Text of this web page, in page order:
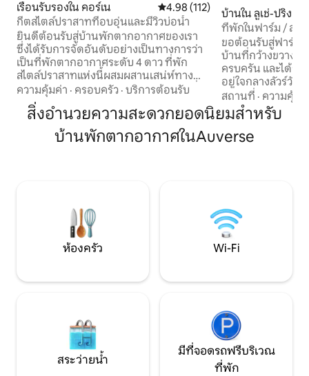
เรือนรับรองใน คอร์เน คะแนนเฉลี่ย 4.98 จาก 5, 112 รีวิว
4.98 (112)
กีตสไตล์ปราสาทที่อบอุ่นและมีวิวบ่อน้ำ
ยินดีต้อนรับสู่บ้านพักตากอากาศของเรา
ซึ่งได้รับการจัดอันดับอย่างเป็นทางการว่า
เป็นที่พักตากอากาศระดับ 4 ดาว ที่พัก
สไตล์ปราสาทแห่งนี้ผสมผสานเสน่ห์ทาง
ประวัติศาสตร์เข้ากับความสะดวกสบายที่
ทันสมัยได้อย่างลงตัว สิ่งอำนวยความ
สะดวกสบาย: ห้องครัวพร้อมอุปกรณ์ครบ
ครัน ห้องนอนที่สะดวกสบาย และเตาผิง
พื้นที่กลางแจ้ง: ผ่อนคลายบนระเบียงส่วน
ห่างออกไปเพียง 10 นาที และภูมิภาคหุบเขา
ความคุ้มค่า · ครอบครัว · บริการต้อนรับ
บ้านใน ลูเช่-ปริงเฌ
ที่พักในฟาร์ม / สว
ขอต้อนรับสู่ฟาร์ม!
บ้านที่กว้างขวาง
ครบครัน และได้รั
อยู่ใจกลางลัวร์วัล
คุณจะพบกิจกรรมม
เคียง (กีฬา การพั
เขา ฯลฯ) ห่างจาก
นาที ห่างจากสนาม
จากสนามกอล์ฟ
สถานที่ · ความคุ้ม
สิ่งอำนวยความสะดวกยอดนิยมสำหรับ
บ้านพักตากอากาศในAuverse
ห้องครัว Wi-Fi
สระว่ายน้ำ
มีที่จอดรถฟรีบริเวณ
ที่พัก